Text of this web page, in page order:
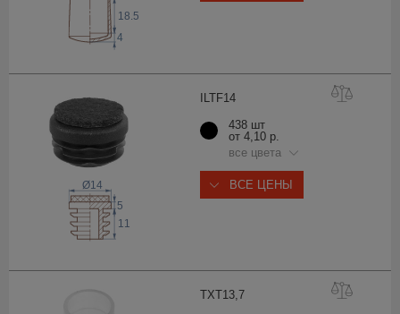
18.5
4
ILTF14
5
11
Ø14
438 шт
от 4,10 р.
все цвета
ВСЕ ЦЕНЫ
TXT13,7